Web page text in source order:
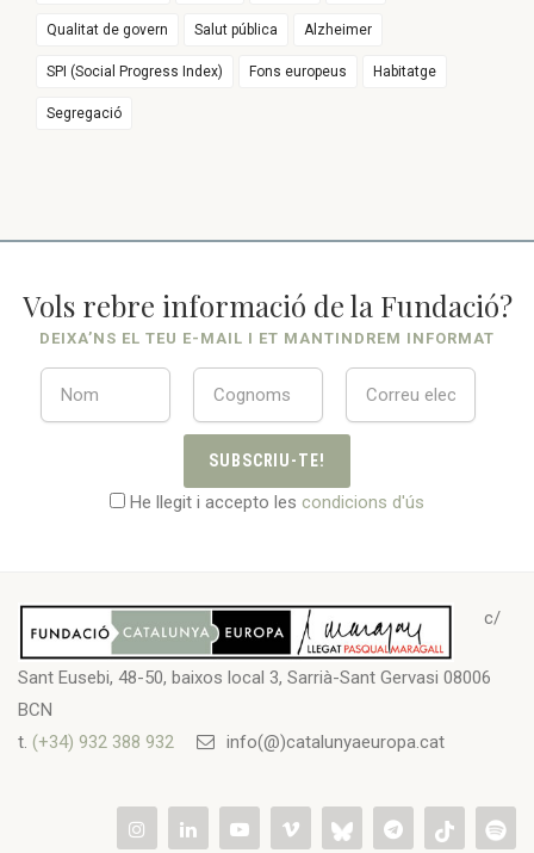
Qualitat de govern Salut pública Alzheimer
SPI (Social Progress Index) Fons europeus Habitatge
Segregació
Vols rebre informació de la Fundació?
DEIXA’NS EL TEU E-MAIL I ET MANTINDREM INFORMAT
SUBSCRIU-TE!
He llegit i accepto les condicions d'ús
c/
Sant Eusebi, 48-50, baixos local 3, Sarrià-Sant Gervasi 08006
BCN
t. (+34) 932 388 932 info(@)catalunyaeuropa.cat